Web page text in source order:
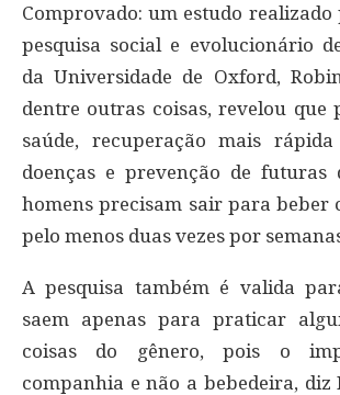
Comprovado: um estudo realizado
pesquisa social e evolucionário
da Universidade de Oxford,
dentre outras coisas, revelou que
saúde, recuperação mais
doenças e prevenção de futuras
homens precisam sair para beber
pelo menos duas vezes por
A pesquisa também é valida
saem apenas para praticar
coisas do gênero, pois o
companhia e não a bebedeira, diz